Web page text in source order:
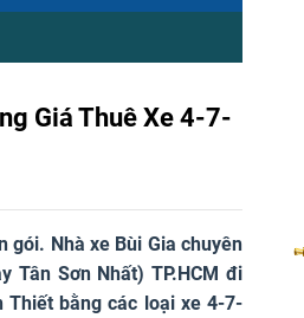
Giá Thuê Xe 4-7-
gói. Nhà xe Bùi Gia chuyên
Tân Sơn Nhất) TP.HCM đi
Thiết bằng các loại xe 4-7-